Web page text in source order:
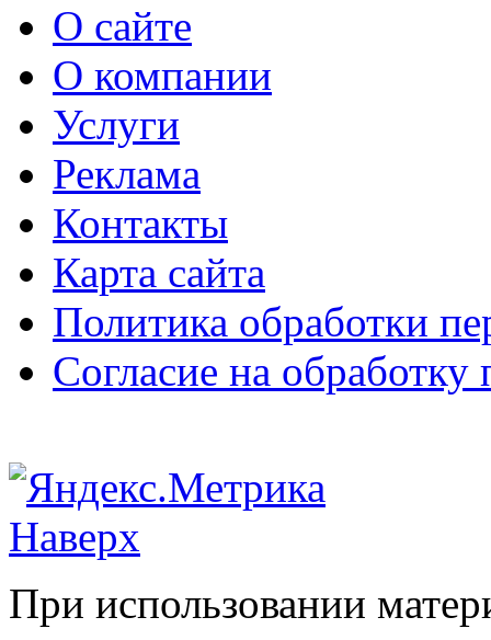
О сайте
О компании
Услуги
Реклама
Контакты
Карта сайта
Политика обработки
Согласие на
Наверх
При использовании